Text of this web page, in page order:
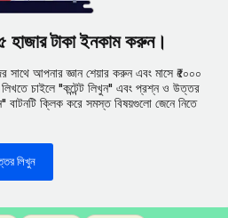
হাজার টাকা ইনকাম করুন।
আপনার জ্ঞান শেয়ার করুন এবং মাসে ₹৫০০০
চাইলে "কন্টেন্ট লিখুন" এবং প্রশ্ন ও উত্তর
ক্লিক করে সমস্ত বিষয়গুলো জেনে নিতে
লিখুন